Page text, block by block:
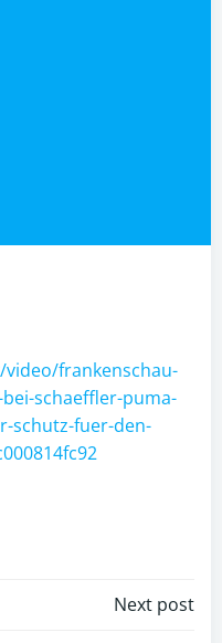
frankenschau-
schaeffler-puma-
schutz-fuer-den-
Next post